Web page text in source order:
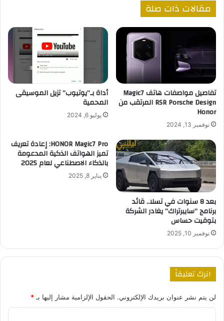
مقالات ذات صلة
تفاصيل مواصفات هاتف Magic7
RSR Porsche Design المرتقب من
Honor
نوفمبر 13, 2024
أداة بـ”يوتيوب” تزيل الموسيقى
المحمية
يوليو 6, 2024
بعد 8 سنوات في تسلا.. قائد
برنامج “سايبرتراك” يغادر الشركة
بتوقيت حساس
نوفمبر 10, 2025
HONOR Magic7 Pro: إعادة تعريف
تميز الهواتف الذكية المدعومة
بالذكاء الاصطناعي لعام 2025
يناير 8, 2025
اترك تعليقاً
لن يتم نشر عنوان بريدك الإلكتروني. الحقول الإلزامية مشار إليها بـ *